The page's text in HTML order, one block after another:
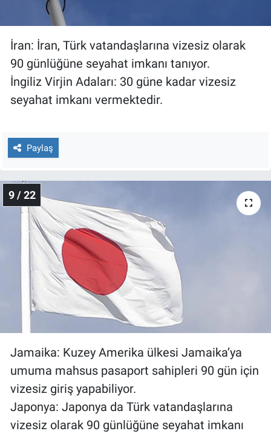
İran: İran, Türk vatandaşlarına vizesiz olarak
90 günlüğüne seyahat imkanı tanıyor.
İngiliz Virjin Adaları: 30 güne kadar vizesiz
seyahat imkanı vermektedir.
Paylaş
9 / 22
Jamaika: Kuzey Amerika ülkesi Jamaika’ya
umuma mahsus pasaport sahipleri 90 gün için
vizesiz giriş yapabiliyor.
Japonya: Japonya da Türk vatandaşlarına
vizesiz olarak 90 günlüğüne seyahat imkanı